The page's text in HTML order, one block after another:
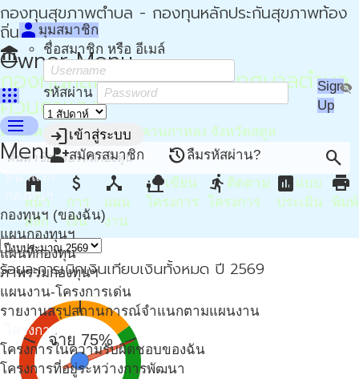
กองทุนสุขภาพตำบล - กองทุนหลักประกันสุขภาพท้อง
ถิ่น - กปท
Owner Menu
apps
person มุมสมาชิก
ชื่อสมาชิก หรือ อีเมล์
รหัสผ่าน visibility_off
loginเข้าสู่ระบบ
person_addสมัครสมาชิก restoreลืมรหัสผ่าน?
Sign
Up
menu
Menu
หน้าแรก
กองทุนฯ
กองทุนฯ (ของฉัน)
แผนกองทุนฯ
แผนที่กองทุน
ภาพรวมกองทุนฯ
แผนงาน-โครงการเด่น
รายงานสรุปสถานการณ์จำแนกตามแผนงาน
โครงการ
โครงการในความรับผิดชอบของฉัน
โครงการที่อยู่ระหว่างการพัฒนา
account_balance
กองทุนหลักประกันสุขภาพเทศบาลตำบล
ควนกาหลง
ตำบลควนกาหลง อำเภอควนกาหลง จังหวัดสตูล
search
home
หน้า
หลัก
attach_money
การ
เงิน
device_hub
แผน
งาน
nature_peopleเขียน
โครงการ
directions_run ติดตาม
โครงการ
assessment แบบ
ประเมิน
print
พิมพ์
ร้อยละการเบิกเงินเทียบเงินทั้งหมด ปี 2569
จ่าย 75%